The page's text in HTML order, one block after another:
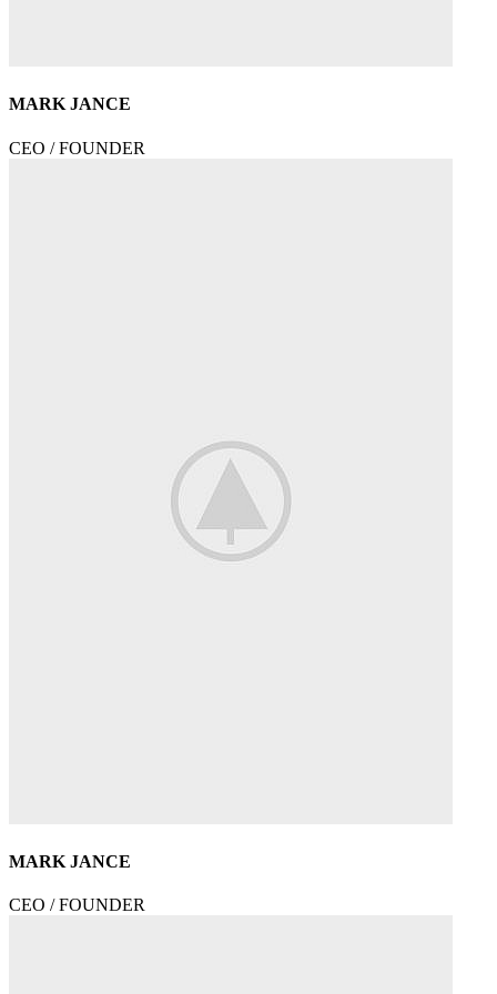
MARK JANCE
CEO / FOUNDER
MARK JANCE
CEO / FOUNDER